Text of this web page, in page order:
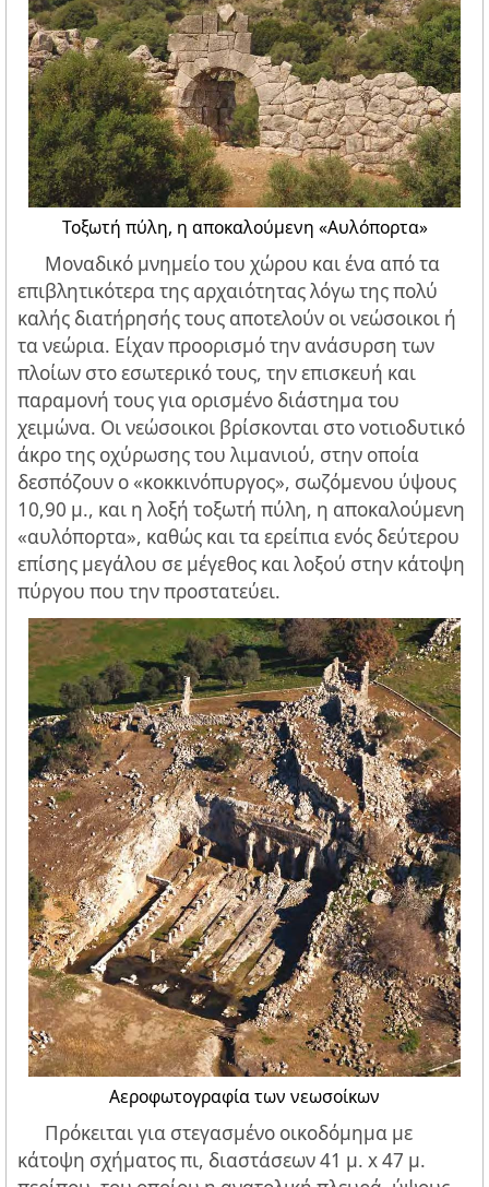
Τοξωτή πύλη, η αποκαλούμενη «Αυλόπορτα»
Μοναδικό μνημείο του χώρου και ένα από τα
επιβλητικότερα της αρχαιότητας λόγω της πολύ
καλής διατήρησής τους αποτελούν οι νεώσοικοι ή
τα νεώρια. Είχαν προορισμό την ανάσυρση των
πλοίων στο εσωτερικό τους, την επισκευή και
παραμονή τους για ορισμένο διάστημα του
χειμώνα. Οι νεώσοικοι βρίσκονται στο νοτιοδυτικό
άκρο της οχύρωσης του λιμανιού, στην οποία
δεσπόζουν ο «κοκκινόπυργος», σωζόμενου ύψους
10,90 μ., και η λοξή τοξωτή πύλη, η αποκαλούμενη
«αυλόπορτα», καθώς και τα ερείπια ενός δεύτερου
επίσης μεγάλου σε μέγεθος και λοξού στην κάτοψη
πύργου που την προστατεύει.
Αεροφωτογραφία των νεωσοίκων
Πρόκειται για στεγασμένο οικοδόμημα με
κάτοψη σχήματος πι, διαστάσεων 41 μ. x 47 μ.